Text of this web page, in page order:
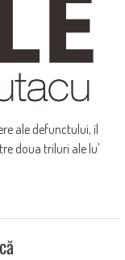
ale defunctului, il
doua triluri ale lu'